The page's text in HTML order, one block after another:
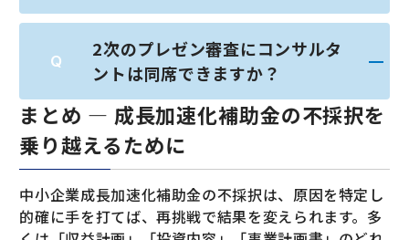
2次のプレゼン審査にコンサルタ
ントは同席できますか？
まとめ — 成長加速化補助金の不採択を
乗り越えるために
中小企業成長加速化補助金の不採択は、原因を特定し
的確に手を打てば、再挑戦で結果を変えられます。多